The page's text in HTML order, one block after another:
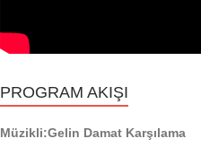
PROGRAM AKIŞI
Müzikli:Gelin Damat Karşılama